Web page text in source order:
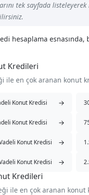
tek sayfada listeleyerek
hesaplama esnasında,
Kredileri
ile en çok aranan konut
Konut Kredisi →
Konut Kredisi →
Konut Kredisi →
Konut Kredisi →
Kredileri
ile en çok aranan